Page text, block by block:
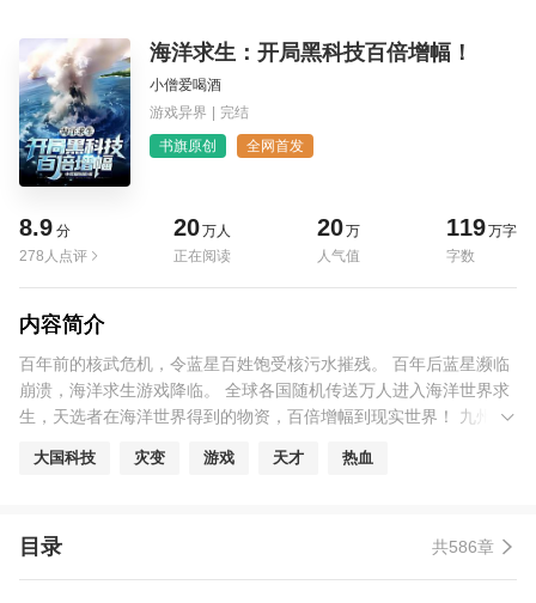
海洋求生：开局黑科技百倍增幅！
小僧爱喝酒
游戏异界 | 完结
书旗原创 全网首发
8.9 分
278人点评
20万人
正在阅读
20万
人气值
119万字
字数
内容简介
百年前的核武危机，令蓝星百姓饱受核污水摧残。 百年后蓝星濒临
崩溃，海洋求生游戏降临。 全球各国随机传送万人进入海洋世界求
生，天选者在海洋世界得到的物资，百倍增幅到现实世界！ 九州陈
被赋予了跟万物沟通的能力，还能打捞系统遗产：专属黑科技！ 超
大国科技 灾变 游戏 天才 热血
目录 共586章